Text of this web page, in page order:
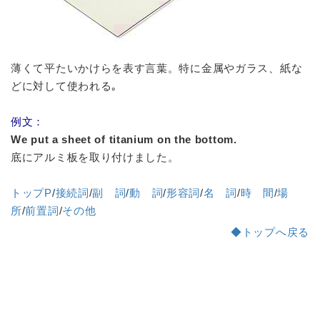
薄くて平たいかけらを表す言葉。特に金属やガラス、紙な
どに対して使われる｡
例文：
We put a sheet of titanium on the bottom.
底にアルミ板を取り付けました。
トップP/接続詞/副 詞/動 詞/形容詞/名 詞/時 間/場
所/前置詞/その他
◆トップへ戻る